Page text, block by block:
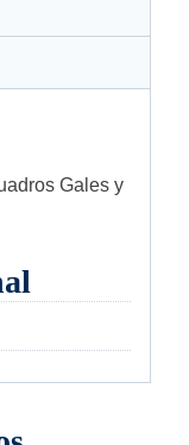
Gales y